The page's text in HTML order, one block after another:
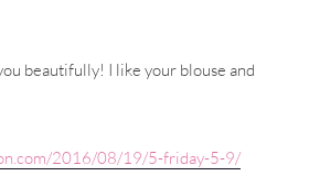
beautifully! I like your blouse and
2016/08/19/5-friday-5-9/